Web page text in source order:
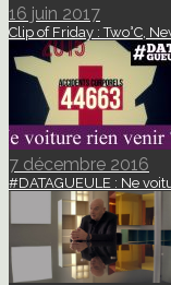
16 juin 2017
Clip of Friday : Two°C,
7 décembre 2016
#DATAGUEULE : Ne